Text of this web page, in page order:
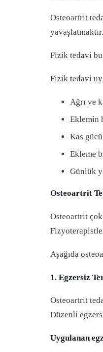
Osteoartrit
yavaşlatmaktır.
Fizik tedavi
Fizik tedavi
Ağrı ve
Eklemin
Kas
Ekleme
Günlük
Osteoartrit
Osteoartrit
Aşağıda
1. Egzersiz
Osteoartrit
Düzenli
Uygulanan